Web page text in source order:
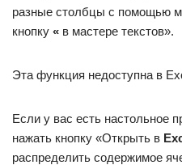
разные столбцы с помощью
кнопку « в мастере текстов».
Эта функция недоступна в
Если у вас есть настольное
нажать кнопку «Открыть в
распределить содержимое